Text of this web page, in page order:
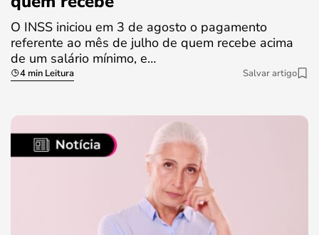
O INSS iniciou em 3 de agosto o pagamento
referente ao mês de julho de quem recebe acima
de um salário mínimo, e…
4 min Leitura Salvar artigo